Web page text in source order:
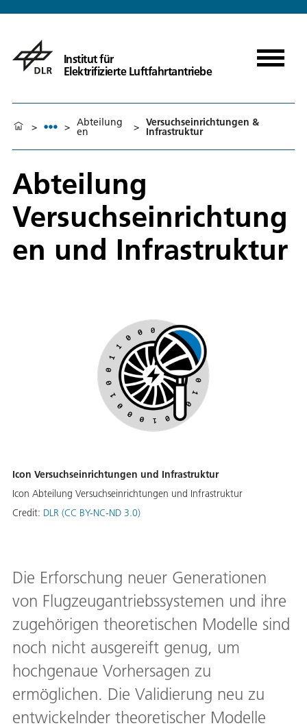
Institut für
Elektrifizierte Luftfahrtantriebe
> > Abteilung
en > Versuchseinrichtungen &
Infrastruktur
Abteilung
Versuchseinrichtung
en und Infrastruktur
Icon Versuchseinrichtungen und Infrastruktur
Icon Abteilung Versuchseinrichtungen und Infrastruktur
Credit: DLR (CC BY-NC-ND 3.0)
Die Erforschung neuer Generationen
von Flugzeugantriebssystemen und ihre
zugehörigen theoretischen Modelle sind
noch nicht ausgereift genug, um
hochgenaue Vorhersagen zu
ermöglichen. Die Validierung neu zu
entwickelnder theoretischer Modelle